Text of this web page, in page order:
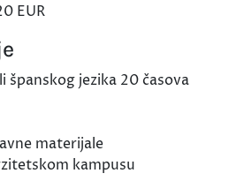
EUR
španskog jezika 20 časova
materijale
kampusu